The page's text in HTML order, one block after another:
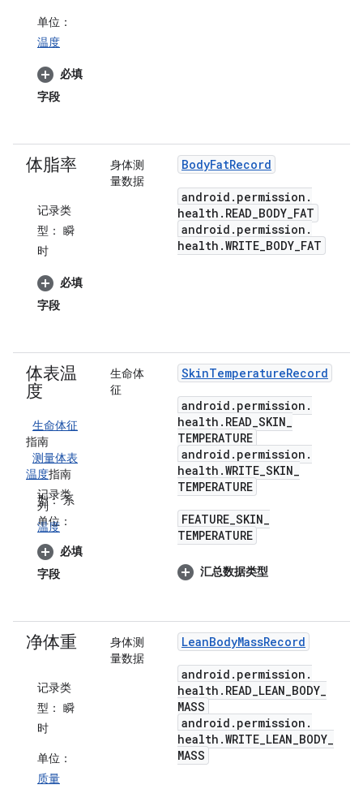
单位：
温度
必填
字段
体脂率
记录类
型： 瞬
时
必填
字段
身体测
量数据
BodyFatRecord
android . permission .
health . READ_BODY_FAT
android . permission .
health .WRITE_BODY_FAT
体表温
度
生命体征
指南
测量体表
温度指南
记录类
型：系
列
单位：
温度
必填
字段
生命体
征
SkinTemperatureRecord
android . permission .
health . READ_SKIN_
TEMPERATURE
android . permission .
health .WRITE_SKIN_
TEMPERATURE
FEATURE_SKIN_
TEMPERATURE
汇总数据类型
净体重
记录类
型： 瞬
时
单位：
质量
身体测
量数据
LeanBodyMassRecord
android . permission .
health . READ_LEAN_BODY_
MASS
android . permission .
health .WRITE_LEAN_BODY_
MASS